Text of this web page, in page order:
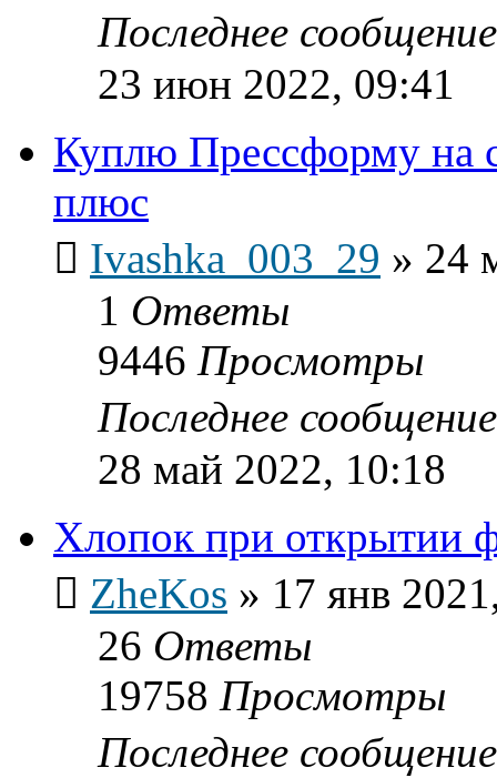
Последнее
23 июн 2022, 09:41
Куплю Прессформу на
плюс
Ivashka_003_29 » 24
1 Ответы
9446 Просмотры
Последнее
28 май 2022, 10:18
Хлопок при открытии
ZheKos » 17 янв
26 Ответы
19758 Просмотры
Последнее